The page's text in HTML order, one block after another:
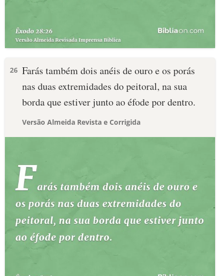
26 Farás também dois anéis de ouro e os porás
nas duas extremidades do peitoral, na sua
borda que estiver junto ao éfode por dentro.
Versão Almeida Revista e Corrigida